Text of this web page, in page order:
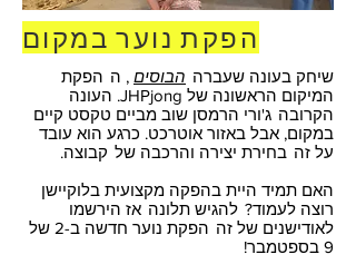
הפקת נוער במקום
שיחק בעונה שעברה הבוסים , ה הפקת
המיקום הראשונה של JHPjong. העונה
הקרובה ג'ורי הרמסן שוב מביים טקסט קיים
במקום, אבל באזור אוטרכט. כרגע הוא עובד
על זה בחירת יצירה והרכבה של קבוצה.
האם תמיד היית בהפקה מקצועית בלוקיישן
רוצה לעמוד? להגיש תלונה אז הירשמו
לאודישנים של זה הפקת נוער חדשה ב-2 של
9 בספטמבר!